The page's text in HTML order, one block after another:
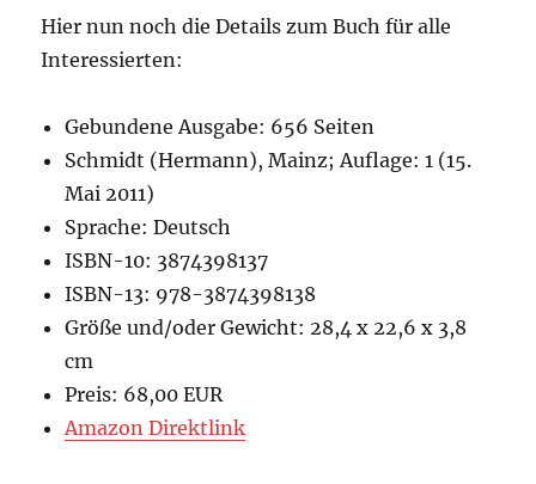
Hier nun noch die Details zum Buch für alle
Interessierten:
Gebundene Ausgabe: 656 Seiten
Schmidt (Hermann), Mainz; Auflage: 1 (15.
Mai 2011)
Sprache: Deutsch
ISBN-10: 3874398137
ISBN-13: 978-3874398138
Größe und/oder Gewicht: 28,4 x 22,6 x 3,8
cm
Preis: 68,00 EUR
Amazon Direktlink